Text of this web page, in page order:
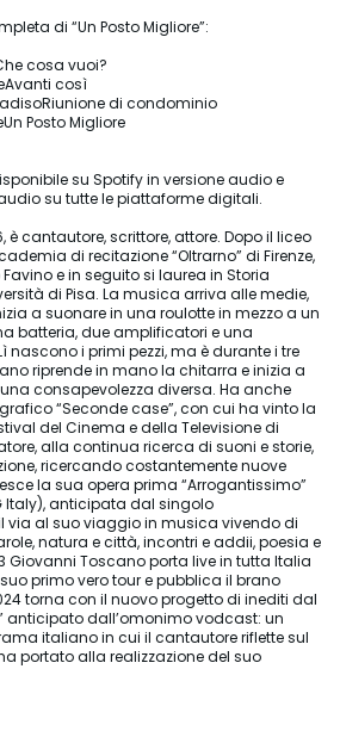
di “Un Posto Migliore”:
cosa vuoi?
così
di condominio
Posto Migliore
su Spotify in versione audio e
su tutte le piattaforme digitali.
è cantautore, scrittore, attore. Dopo il liceo
di recitazione “Oltrarno” di Firenze,
e in seguito si laurea in Storia
di Pisa. La musica arriva alle medie,
a suonare in una roulotte in mezzo a un
batteria, due amplificatori e una
i primi pezzi, ma è durante i tre
riprende in mano la chitarra e inizia a
consapevolezza diversa. Ha anche
“Seconde case”, con cui ha vinto la
del Cinema e della Televisione di
alla continua ricerca di suoni e storie,
ricercando costantemente nuove
la sua opera prima “Arrogantissimo”
Italy), anticipata dal singolo
via al suo viaggio in musica vivendo di
natura e città, incontri e addii, poesia e
Giovanni Toscano porta live in tutta Italia
primo vero tour e pubblica il brano
torna con il nuovo progetto di inediti dal
anticipato dall’omonimo vodcast: un
italiano in cui il cantautore riflette sul
portato alla realizzazione del suo